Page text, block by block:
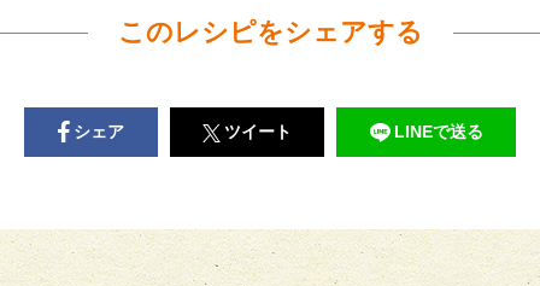
このレシピをシェアする
シェア ツイート LINEで送る